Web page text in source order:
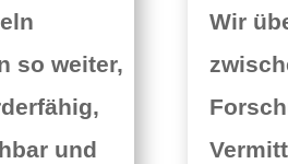
so weiter,
und
Wir